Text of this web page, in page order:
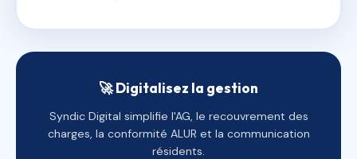
🚀 Digitalisez la gestion
Syndic Digital simplifie l'AG, le recouvrement des
charges, la conformité ALUR et la communication
résidents.